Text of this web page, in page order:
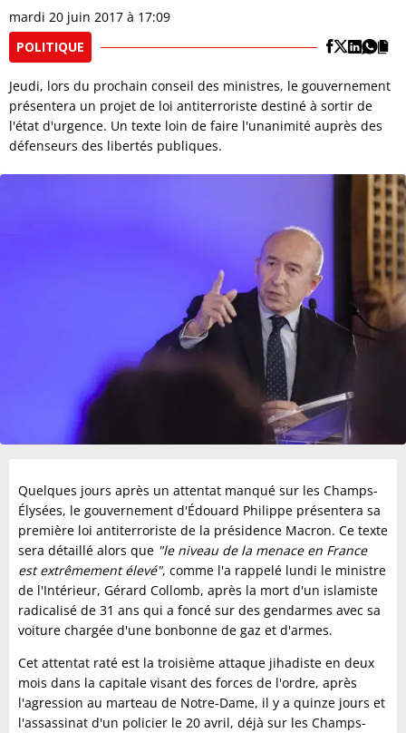
mardi 20 juin 2017 à 17:09
POLITIQUE
Jeudi, lors du prochain conseil des ministres, le gouvernement
présentera un projet de loi antiterroriste destiné à sortir de
l'état d'urgence. Un texte loin de faire l'unanimité auprès des
défenseurs des libertés publiques.
Quelques jours après un attentat manqué sur les Champs-
Élysées, le gouvernement d'Édouard Philippe présentera sa
première loi antiterroriste de la présidence Macron. Ce texte
sera détaillé alors que "le niveau de la menace en France
est extrêmement élevé", comme l'a rappelé lundi le ministre
de l'Intérieur, Gérard Collomb, après la mort d'un islamiste
radicalisé de 31 ans qui a foncé sur des gendarmes avec sa
voiture chargée d'une bonbonne de gaz et d'armes.
Cet attentat raté est la troisième attaque jihadiste en deux
mois dans la capitale visant des forces de l'ordre, après
l'agression au marteau de Notre-Dame, il y a quinze jours et
l'assassinat d'un policier le 20 avril, déjà sur les Champs-